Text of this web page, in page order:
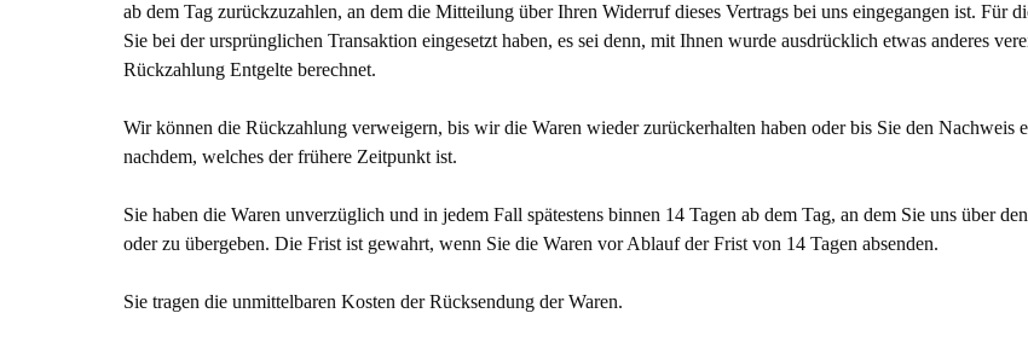
ab dem Tag zurückzuzahlen, an dem die Mitteilung über Ihren Widerruf dieses Vertrags bei uns eingegangen ist. Für
Sie bei der ursprünglichen Transaktion eingesetzt haben, es sei denn, mit Ihnen wurde ausdrücklich etwas anderes
Rückzahlung Entgelte berechnet.
Wir können die Rückzahlung verweigern, bis wir die Waren wieder zurückerhalten haben oder bis Sie den Nachweis
nachdem, welches der frühere Zeitpunkt ist.
Sie haben die Waren unverzüglich und in jedem Fall spätestens binnen 14 Tagen ab dem Tag, an dem Sie uns über
oder zu übergeben. Die Frist ist gewahrt, wenn Sie die Waren vor Ablauf der Frist von 14 Tagen absenden.
Sie tragen die unmittelbaren Kosten der Rücksendung der Waren.